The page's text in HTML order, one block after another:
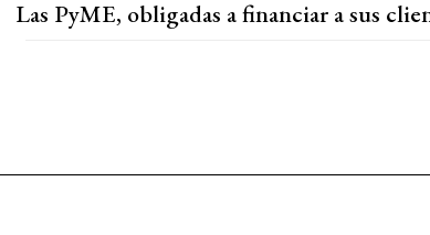
Las PyME, obligadas a financiar a sus